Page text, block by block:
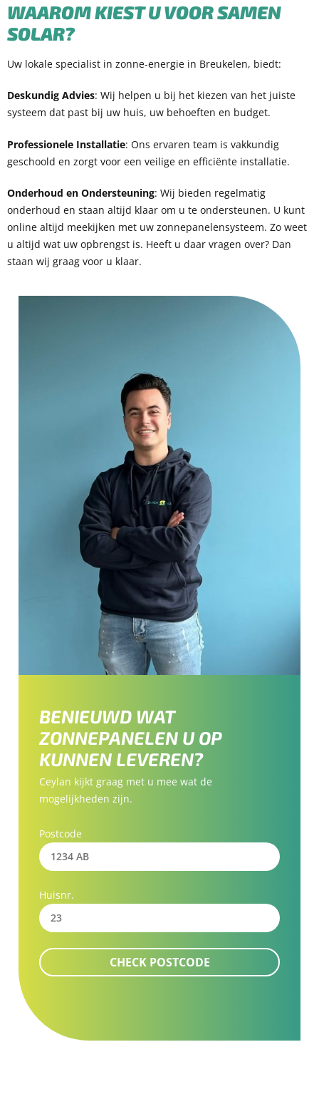
WAAROM KIEST U VOOR SAMEN
SOLAR?
Uw lokale specialist in zonne-energie in Breukelen, biedt:
Deskundig Advies: Wij helpen u bij het kiezen van het juiste
systeem dat past bij uw huis, uw behoeften en budget.
Professionele Installatie: Ons ervaren team is vakkundig
geschoold en zorgt voor een veilige en efficiënte installatie.
Onderhoud en Ondersteuning: Wij bieden regelmatig
onderhoud en staan altijd klaar om u te ondersteunen. U kunt
online altijd meekijken met uw zonnepanelensysteem. Zo weet
u altijd wat uw opbrengst is. Heeft u daar vragen over? Dan
staan wij graag voor u klaar.
BENIEUWD WAT
ZONNEPANELEN U OP
KUNNEN LEVEREN?
Ceylan kijkt graag met u mee wat de
mogelijkheden zijn.
Postcode
Huisnr.
CHECK POSTCODE